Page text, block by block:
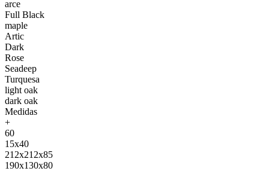
arce
Full Black
maple
Artic
Dark
Rose
Seadeep
Turquesa
light oak
dark oak
Medidas
+
60
15x40
212x212x85
190x130x80